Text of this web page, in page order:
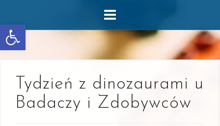
Otwórz pasek narzędzi
content
Tydzień z dinozaurami u
Badaczy i Zdobywców